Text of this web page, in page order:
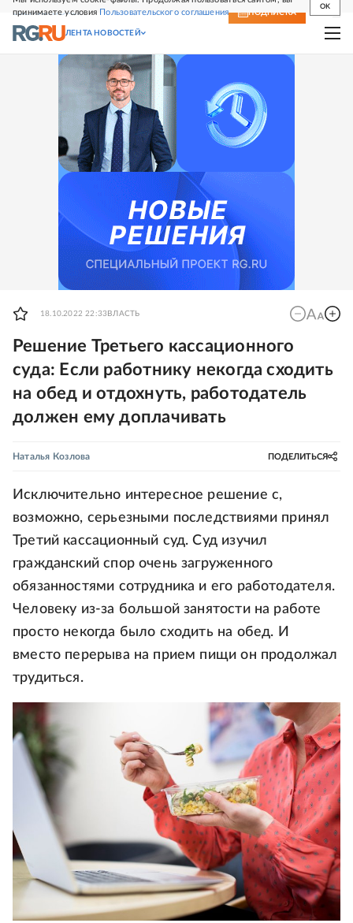
принимаете условия Пользовательского соглашения
OK
СВЕЖИЙ НОМЕР ПОДПИСКА
ЛЕНТА НОВОСТЕЙ
18.10.2022 22:33 ВЛАСТЬ
Решение Третьего кассационного
суда: Если работнику некогда сходить
на обед и отдохнуть, работодатель
должен ему доплачивать
Наталья Козлова ПОДЕЛИТЬСЯ
Исключительно интересное решение с,
возможно, серьезными последствиями принял
Третий кассационный суд. Суд изучил
гражданский спор очень загруженного
обязанностями сотрудника и его работодателя.
Человеку из-за большой занятости на работе
просто некогда было сходить на обед. И
вместо перерыва на прием пищи он продолжал
трудиться.